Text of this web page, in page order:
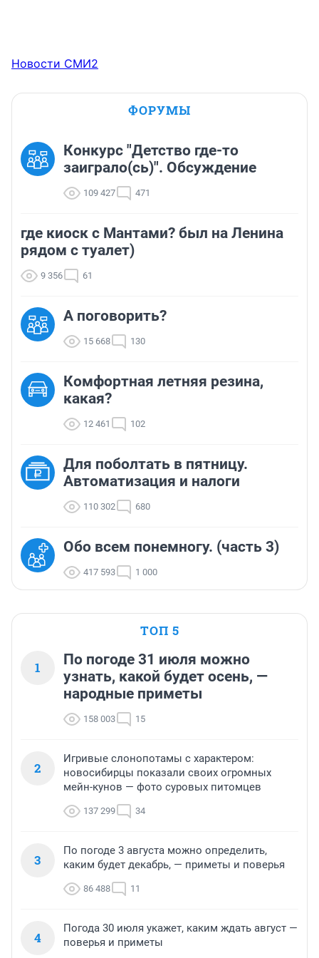
Новости СМИ2
ФОРУМЫ
Конкурс "Детство где-то
заиграло(сь)". Обсуждение
109 427 471
где киоск с Мантами? был на Ленина
рядом с туалет)
9 356 61
А поговорить?
15 668 130
Комфортная летняя резина,
какая?
12 461 102
Для поболтать в пятницу.
Автоматизация и налоги
110 302 680
Обо всем понемногу. (часть 3)
417 593 1 000
ТОП 5
1
По погоде 31 июля можно
узнать, какой будет осень, —
народные приметы
158 003 15
2
Игривые слонопотамы с характером:
новосибирцы показали своих огромных
мейн-кунов — фото суровых питомцев
137 299 34
3
По погоде 3 августа можно определить,
каким будет декабрь, — приметы и поверья
86 488 11
4
Погода 30 июля укажет, каким ждать август —
поверья и приметы